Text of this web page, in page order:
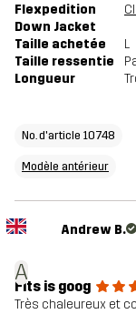
Flexpedition
Down Jacket
Taille achetée
L
Taille ressentie
Longueur
No. d'article 10748
Modèle antérieur
A
Andrew B.
Fits is goog
Très chaleureux et